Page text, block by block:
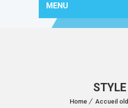
MENU
STYLE
Home Accueil old